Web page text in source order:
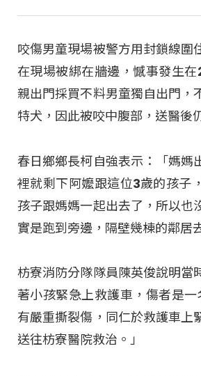
咬傷男童現場被警方用封鎖線圍
在現場被綁在牆邊，憾事發生
親出門採買不料男童獨自出門，
特犬，因此被咬中腹部，送醫後
春日鄉鄉長柯自強表示：「媽媽
裡就剩下阿嬤跟這位3歲的孩子
孩子跟媽媽一起出去了，所以也
實是跑到旁邊，隔壁幾棟的鄰居
枋寮消防分隊隊員陳英俊說明當
著小孩緊急上救護車，傷者是
有嚴重撕裂傷，同仁於救護車上
送往枋寮醫院救治。」